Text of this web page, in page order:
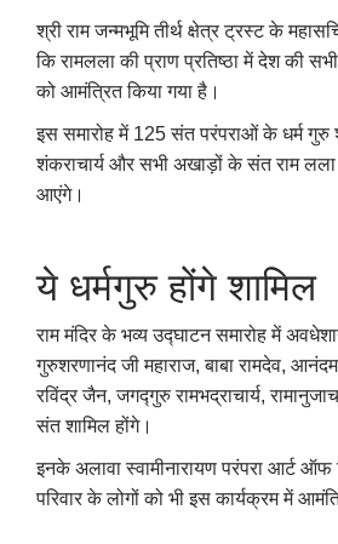
श्री राम जन्मभूमि तीर्थ क्षेत्र ट्रस्ट के
कि रामलला की प्राण प्रतिष्ठा में देश की
को आमंत्रित किया गया है।
इस समारोह में 125संत परंपराओं के धर्म गुरु
शंकराचार्य और सभी अखाड़ों के संत राम लला
आएंगे।
ये धर्मगुरु होंगे शामिल
राम मंदिर के भव्य उद्घाटन समारोह में
गुरुशरणानंद जी महाराज,बाबा रामदेव,
रविंद्र जैन,जगद्गुरु रामभद्राचार्य,
संत शामिल होंगे।
इनके अलावा स्वामीनारायण परंपरा आर्ट ऑफ
परिवार के लोगों को भी इस कार्यक्रम में